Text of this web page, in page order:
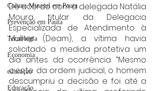
Coluna Minasul em Pauta
Prevenção em Pauta
Tecnologia
Economia
educaçao
Educação
De acordo com a delegada Natália
Moura, titular da Delegacia
Especializada de Atendimento à
Mulher (Deam), a vítima havia
solicitado a medida protetiva um
dia antes da ocorrência. “Mesmo
ciente da ordem judicial, o homem
descumpriu a decisão e foi até a